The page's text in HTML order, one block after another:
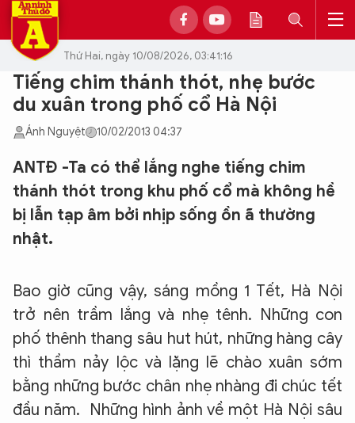
Thứ Hai, ngày 10/08/2026, 03:41:16
Tiếng chim thánh thót, nhẹ bước
du xuân trong phố cổ Hà Nội
Ánh Nguyệt 10/02/2013 04:37
ANTĐ -Ta có thể lắng nghe tiếng chim
thánh thót trong khu phố cổ mà không hề
bị lẫn tạp âm bởi nhịp sống ồn ã thường
nhật.
Bao giờ cũng vậy, sáng mồng 1 Tết, Hà Nội
trở nên trầm lắng và nhẹ tênh. Những con
phố thênh thang sâu hut hút, những hàng cây
thì thầm nảy lộc và lặng lẽ chào xuân sớm
bằng những bước chân nhẹ nhàng đi chúc tết
đầu năm. Những hình ảnh về một Hà Nội sâu